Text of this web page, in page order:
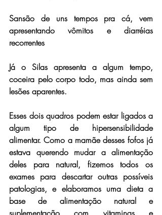
Sansão de uns tempos pra cá, vem
apresentando vômitos e diarréias
recorrentes
Já o Silas apresenta a algum tempo,
coceira pelo corpo todo, mas ainda sem
lesões aparentes.
Esses dois quadros podem estar ligados a
algum tipo de hipersensibilidade
alimentar. Como a mamãe desses fofos já
estava querendo mudar a alimentação
deles para natural, fizemos todos os
exames para descartar outras possíveis
patologias, e elaboramos uma dieta a
base de alimentação natural e